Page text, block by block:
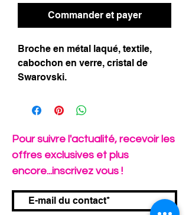
Commander et payer
Broche en métal laqué, textile,
cabochon en verre, cristal de
Swarovski.
Pour suivre l'actualité, recevoir les
offres exclusives et plus
encore...inscrivez vous !